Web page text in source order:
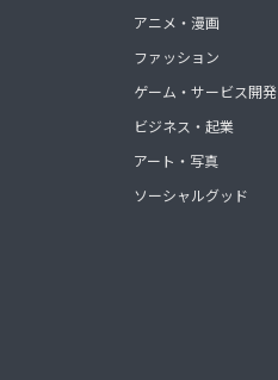
アニメ・漫画
ファッション
ゲーム・サービス開発
ビジネス・起業
アート・写真
ソーシャルグッド